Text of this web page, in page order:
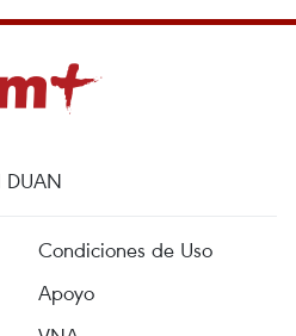
DUAN
Condiciones de Uso
Apoyo